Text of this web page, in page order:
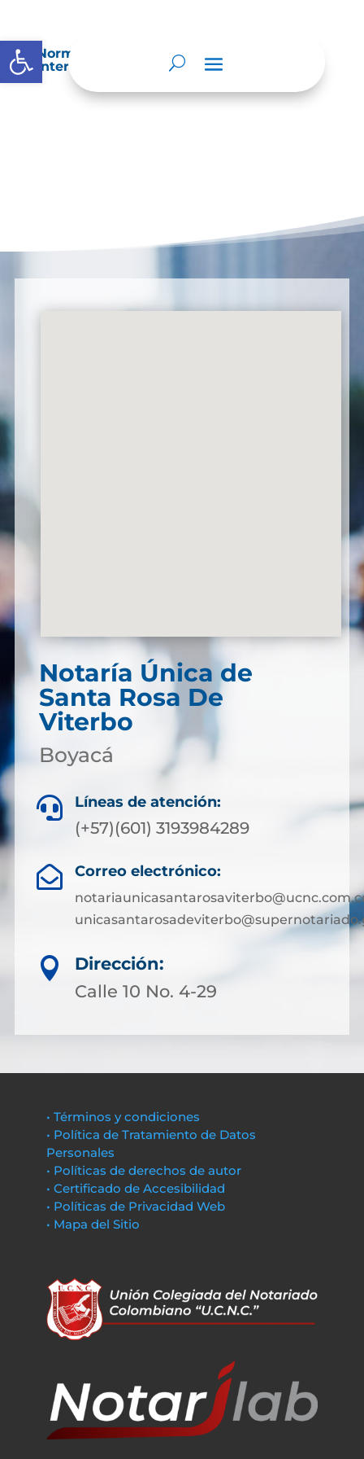
Abrir barra de herramientas
Normatividad especial que les aplique de
interés.
Notaría Única de
Santa Rosa De
Viterbo
Boyacá
 Líneas de atención:
(+57)(601) 3193984289
 Correo electrónico:

Dirección:
Calle 10 No. 4-29
• Términos y condiciones
• Política de Tratamiento de Datos
Personales
• Políticas de derechos de autor
• Certificado de Accesibilidad
• Políticas de Privacidad Web
• Mapa del Sitio